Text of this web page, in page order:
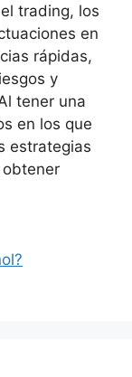
trading, los
en
rápidas,
y
tener una
en los que
estrategias